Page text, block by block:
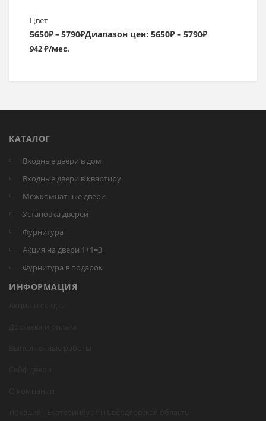
Цвет
5650₽–5790₽Диапазон цен: 5650₽ – 5790₽
942 ₽/мес.
КАТАЛОГ
Входные двери в дом
Входные двери в квартиру
Межкомнатные двери
Установка дверей
Фурнитура
Акция на двери 1+1=3
Фурнитура в подарок
ИНФОРМАЦИЯ